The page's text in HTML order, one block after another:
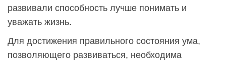
развивали способность лучше понимать и
уважать жизнь.
Для достижения правильного состояния ума,
позволяющего развиваться, необходима